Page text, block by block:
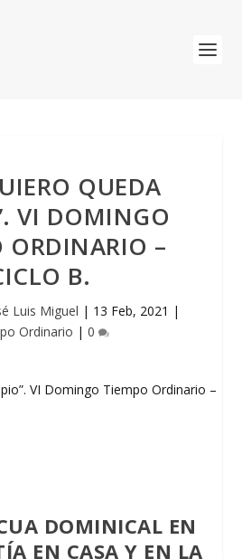
QUEDA
VI DOMINGO
ORDINARIO –
B.
Luis Miguel | 13 Feb, 2021 |
Ordinario | 0
DOMINICAL EN
EN CASA Y EN LA